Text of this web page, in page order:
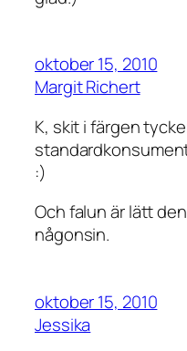
oktober 15, 2010
Margit Richert
K, skit i färgen
:)
Och falun är lätt
någonsin.
oktober 15, 2010
Jessika